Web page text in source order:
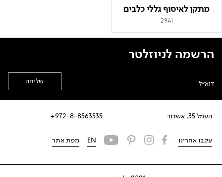
מתקן לאיסוף גללי כלבים
2941
העמל 35, אשדוד 972-8-8563535+
הרשמה לניוזלטר
עקבו אחרינו EN מפת אתר